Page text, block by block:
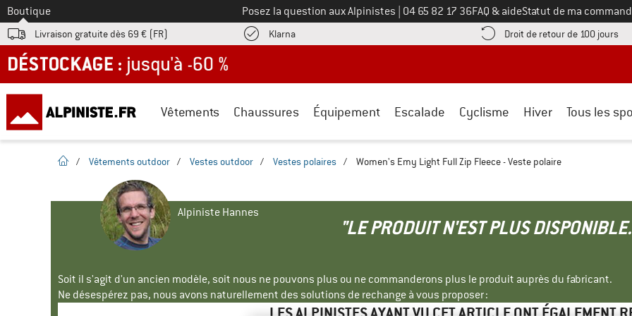
Vers le
Boutique Posez la question aux Alpinistes Appelez-nous au
04 65 82 17 36FAQ & aideStatut de ma
Livraison gratuite dès 69 € (FR) KlarnaTrouve les informations de paiement ici ! Ouvre une boîte d'information
Droit de retour de 100 jours
DÉSTOCKAGE : jusqu'à -60 %
Vêtements Chaussures Équipement Escalade Cyclisme Hiver Tous les
Page d'accueil
/ Vêtements outdoor / Vestes outdoor / Vestes polaires / Women's Emy Light Full Zip Fleece - Veste polaire
Alpiniste Hannes
"LE PRODUIT N'EST PLUS
Soit il s'agit d'un ancien modèle, soit nous ne pouvons plus ou ne commanderons plus le produit auprès du fabricant.
Ne désespérez pas, nous avons naturellement des solutions de rechange à vous proposer :